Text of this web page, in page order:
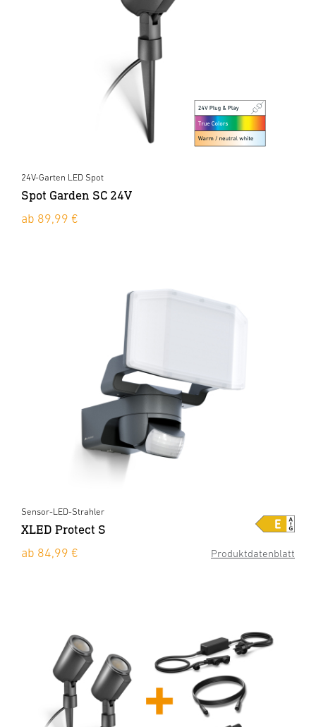
24V-Garten LED Spot
Spot Garden SC 24V
ab 89,99 €
Produktdatenblatt
Sensor-LED-Strahler
XLED Protect S
ab 84,99 €